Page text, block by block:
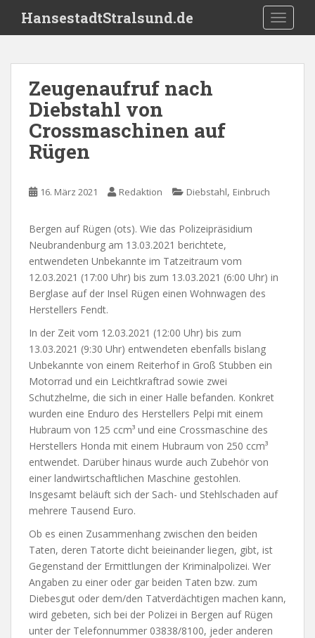
i
HansestadtStralsund.de
Zeugenaufruf nach
Diebstahl von
Crossmaschinen auf
Rügen
16. März 2021 Redaktion Diebstahl, Einbruch
Bergen auf Rügen (ots). Wie das Polizeipräsidium
Neubrandenburg am 13.03.2021 berichtete,
entwendeten Unbekannte im Tatzeitraum vom
12.03.2021 (17:00 Uhr) bis zum 13.03.2021 (6:00 Uhr) in
Berglase auf der Insel Rügen einen Wohnwagen des
Herstellers Fendt.
In der Zeit vom 12.03.2021 (12:00 Uhr) bis zum
13.03.2021 (9:30 Uhr) entwendeten ebenfalls bislang
Unbekannte von einem Reiterhof in Groß Stubben ein
Motorrad und ein Leichtkraftrad sowie zwei
Schutzhelme, die sich in einer Halle befanden. Konkret
wurden eine Enduro des Herstellers Pelpi mit einem
Hubraum von 125 ccm³ und eine Crossmaschine des
Herstellers Honda mit einem Hubraum von 250 ccm³
entwendet. Darüber hinaus wurde auch Zubehör von
einer landwirtschaftlichen Maschine gestohlen.
Insgesamt beläuft sich der Sach- und Stehlschaden auf
mehrere Tausend Euro.
Ob es einen Zusammenhang zwischen den beiden
Taten, deren Tatorte dicht beieinander liegen, gibt, ist
Gegenstand der Ermittlungen der Kriminalpolizei. Wer
Angaben zu einer oder gar beiden Taten bzw. zum
Diebesgut oder dem/den Tatverdächtigen machen kann,
wird gebeten, sich bei der Polizei in Bergen auf Rügen
unter der Telefonnummer 03838/8100, jeder anderen